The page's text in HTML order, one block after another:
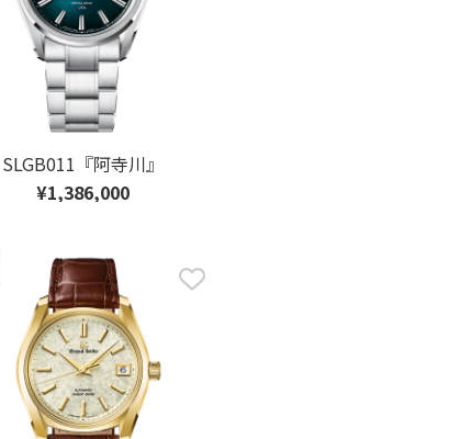
SLGB011『阿寺川』
¥1,386,000